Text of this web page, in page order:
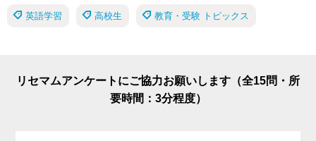
英語学習 高校生 教育・受験 トピックス
リセマムアンケートにご協力お願いします（全15問・所
要時間：3分程度）